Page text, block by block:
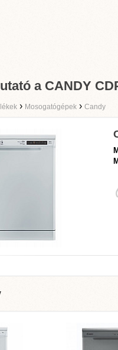
a CANDY
› Mosogatógépek › Candy